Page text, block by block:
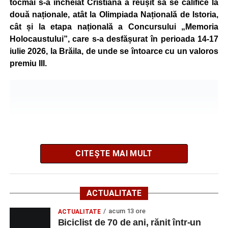
Programul a inclus și activități de dexteritate manuală, în
cadrul cărora participanții au realizat desene și lucrări
artistice, precum și sesiuni de karaoke, muzică și jocuri
sportive, care au încurajat mișcarea și colaborarea în
echipă.
La finalul programului, reprezentanții Direcției de
Asistență Socială Sebeș au transmis mulțumiri copiilor
mici la activitățile organizate.
Potrivit organizatorilor, astfel de programe vor continua și
tocmai s-a încheiat Cristiana a reușit să se califice la
două naționale, atât la Olimpiada Națională de Istoria,
cât și la etapa națională a Concursului „Memoria
Holocaustului”, care s-a desfășurat în perioada 14-17
iulie 2026, la Brăila, de unde se întoarce cu un valoros
premiu III.
CITEȘTE MAI MULT
ACTUALITATE
ACTUALITATE acum 13 ore
Biciclist de 70 de ani, rănit într-un